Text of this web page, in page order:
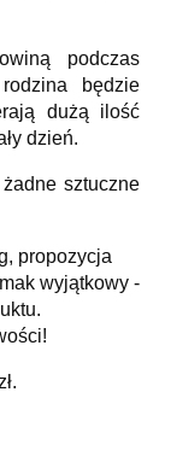
podczas
będzie
dużą ilość
dzień.
sztuczne
propozycja
wyjątkowy -